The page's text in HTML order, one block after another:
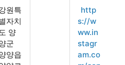
원특
자치
양
군
양읍
http
s://w
ww.in
stagr
am.co